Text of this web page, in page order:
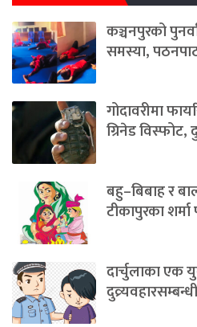
कञ्चनपुरको
समस्या,
गोदावरीमा
ग्रिनेड
बहु–बिबाह र
टीकापुरका शर्मा
दार्चुलाका एक